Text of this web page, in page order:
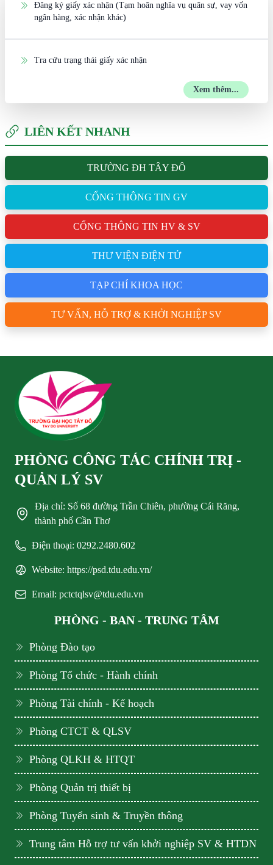
Đăng ký giấy xác nhận (Tạm hoãn nghĩa vụ quân sự, vay vốn
ngân hàng, xác nhận khác)
Tra cứu trạng thái giấy xác nhận
Xem thêm...
LIÊN KẾT NHANH
TRƯỜNG ĐH TÂY ĐÔ
CỔNG THÔNG TIN GV
CỔNG THÔNG TIN HV & SV
THƯ VIỆN ĐIỆN TỬ
TẠP CHÍ KHOA HỌC
TƯ VẤN, HỖ TRỢ & KHỞI NGHIỆP SV
PHÒNG CÔNG TÁC CHÍNH TRỊ -
QUẢN LÝ SV
Địa chỉ: Số 68 đường Trần Chiên, phường Cái Răng,
thành phố Cần Thơ
Điện thoại: 0292.2480.602
Website: https://psd.tdu.edu.vn/
Email: pctctqlsv@tdu.edu.vn
PHÒNG - BAN - TRUNG TÂM
Phòng Đào tạo
Phòng Tổ chức - Hành chính
Phòng Tài chính - Kế hoạch
Phòng CTCT & QLSV
Phòng QLKH & HTQT
Phòng Quản trị thiết bị
Phòng Tuyển sinh & Truyền thông
Trung tâm Hỗ trợ tư vấn khởi nghiệp SV & HTDN